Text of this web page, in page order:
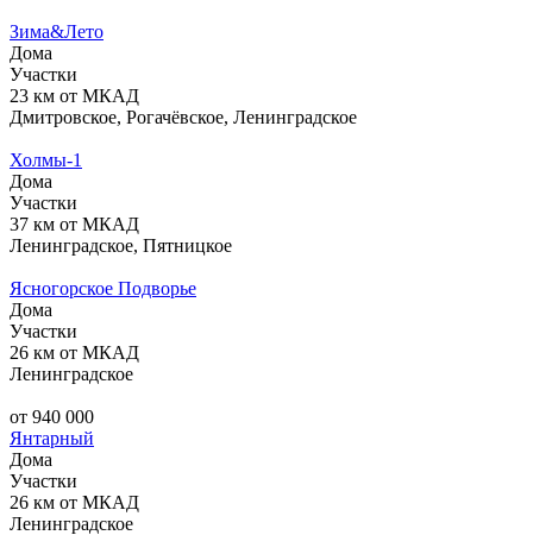
Зима&Лето
Дома
Участки
23 км от МКАД
Дмитровское, Рогачёвское, Ленинградское
Холмы-1
Дома
Участки
37 км от МКАД
Ленинградское, Пятницкое
Ясногорское Подворье
Дома
Участки
26 км от МКАД
Ленинградское
от 940 000
Янтарный
Дома
Участки
26 км от МКАД
Ленинградское